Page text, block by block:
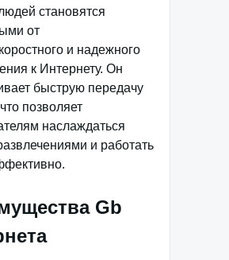
становятся
от
и надежного
к Интернету. Он
быструю передачу
позволяет
наслаждаться
и работать
Gb